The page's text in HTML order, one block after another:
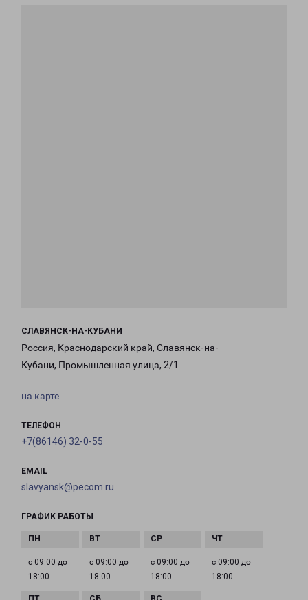
СЛАВЯНСК-НА-КУБАНИ
Россия, Краснодарский край, Славянск-на-
Кубани, Промышленная улица, 2/1
на карте
ТЕЛЕФОН
+7(86146) 32-0-55
EMAIL
slavyansk@pecom.ru
ГРАФИК РАБОТЫ
с 09:00 до
18:00
с 09:00 до
18:00
с 09:00 до
18:00
с 09:00 до
18:00